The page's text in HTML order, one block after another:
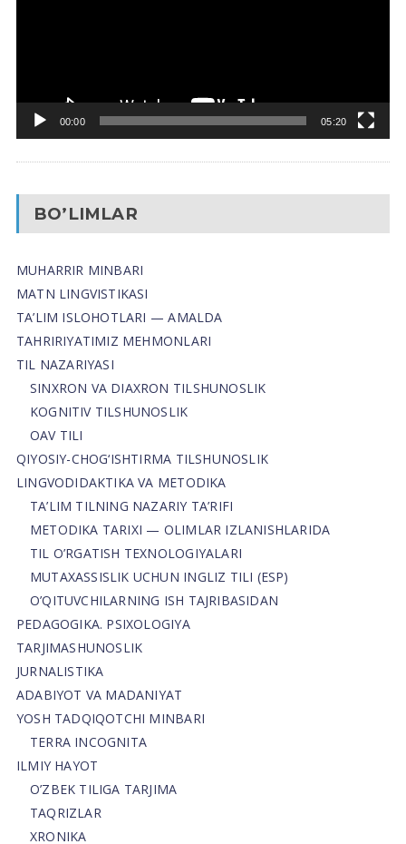
00:00 05:20
BO’LIMLAR
MUHARRIR MINBARI
MATN LINGVISTIKASI
TA’LIM ISLOHOTLARI — AMALDA
TAHRIRIYATIMIZ MEHMONLARI
TIL NAZARIYASI
SINXRON VA DIAXRON TILSHUNOSLIK
KOGNITIV TILSHUNOSLIK
OAV TILI
QIYOSIY-CHOG‘ISHTIRMA TILSHUNOSLIK
LINGVODIDAKTIKA VA METODIKA
TA’LIM TILNING NAZARIY TA’RIFI
METODIKA TARIXI — OLIMLAR IZLANISHLARIDA
TIL O’RGATISH TEXNOLOGIYALARI
MUTAXASSISLIK UCHUN INGLIZ TILI (ESP)
O’QITUVCHILARNING ISH TAJRIBASIDAN
PEDAGOGIKA. PSIXOLOGIYA
TARJIMASHUNOSLIK
JURNALISTIKA
ADABIYOT VA MADANIYAT
YOSH TADQIQOTCHI MINBARI
TERRA INCOGNITA
ILMIY HAYOT
O’ZBEK TILIGA TARJIMA
TAQRIZLAR
XRONIKA